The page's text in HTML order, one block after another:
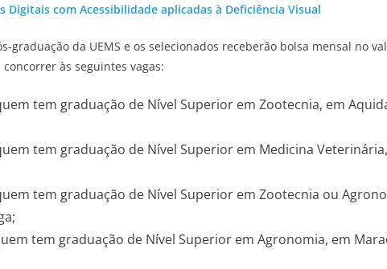
Digitais com Acessibilidade aplicadas à Deficiência Visual
graduação da UEMS e os selecionados receberão bolsa mensal no
às seguintes vagas:
tem graduação de Nível Superior em Zootecnia, em
tem graduação de Nível Superior em Medicina
tem graduação de Nível Superior em Zootecnia ou
tem graduação de Nível Superior em Agronomia, em